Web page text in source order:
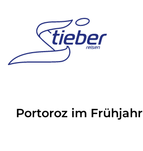
Highlights
Portoroz im Frühjahr